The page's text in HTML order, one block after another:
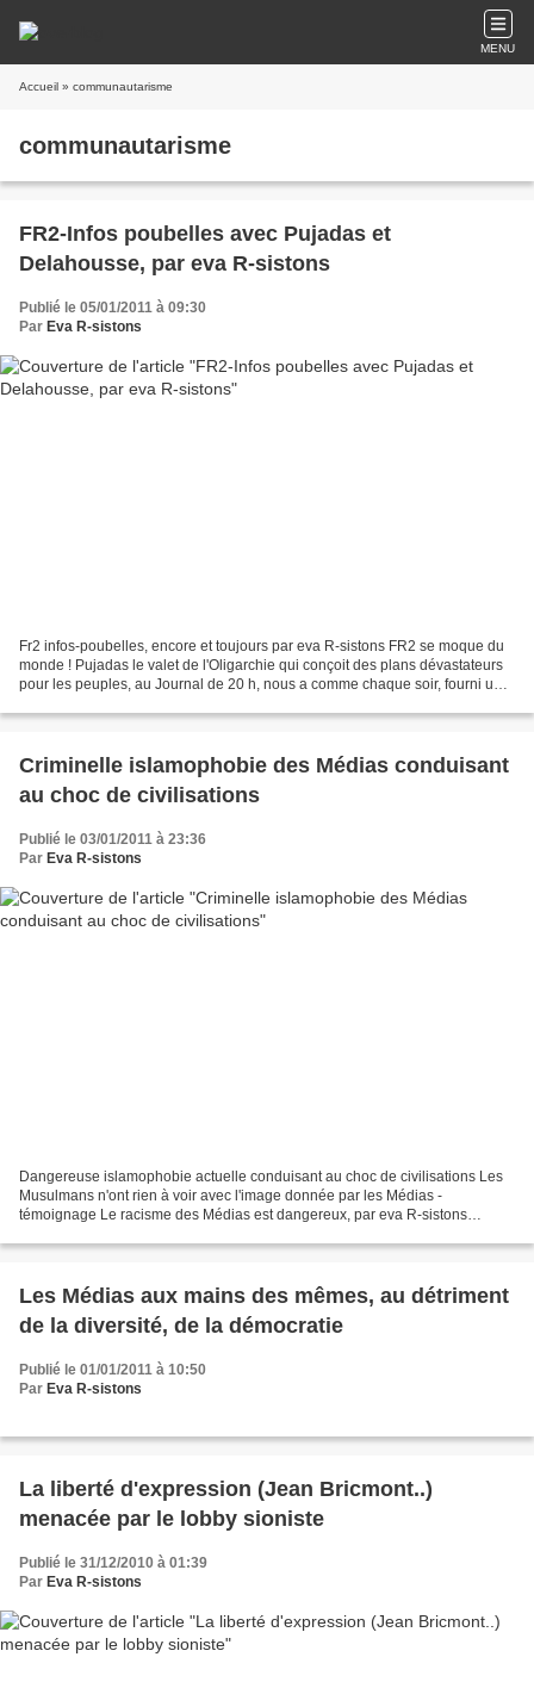
MENU
Accueil » communautarisme
communautarisme
FR2-Infos poubelles avec Pujadas et
Delahousse, par eva R-sistons
Publié le 05/01/2011 à 09:30
Par Eva R-sistons
Fr2 infos-poubelles, encore et toujours par eva R-sistons FR2 se moque du
monde ! Pujadas le valet de l'Oligarchie qui conçoit des plans dévastateurs
pour les peuples, au Journal de 20 h, nous a comme chaque soir, fourni un
Criminelle islamophobie des Médias conduisant
au choc de civilisations
Publié le 03/01/2011 à 23:36
Par Eva R-sistons
Dangereuse islamophobie actuelle conduisant au choc de civilisations Les
Musulmans n'ont rien à voir avec l'image donnée par les Médias -
témoignage Le racisme des Médias est dangereux, par eva R-sistons
Les Médias aux mains des mêmes, au détriment
de la diversité, de la démocratie
Publié le 01/01/2011 à 10:50
Par Eva R-sistons
La liberté d'expression (Jean Bricmont..)
menacée par le lobby sioniste
Publié le 31/12/2010 à 01:39
Par Eva R-sistons